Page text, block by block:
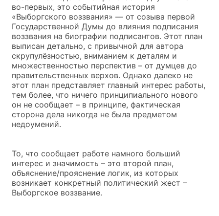
во-первых, это событийная история
«Выборгского воззвания» — от созыва первой
Государственной Думы до влияния подписания
воззвания на биографии подписантов. Этот план
выписан детально, с привычной для автора
скрупулёзностью, вниманием к деталям и
множественностью перспектив – от думцев до
правительственных верхов. Однако далеко не
этот план представляет главный интерес работы,
тем более, что ничего принципиального нового
он не сообщает – в принципе, фактическая
сторона дела никогда не была предметом
недоумений.
То, что сообщает работе намного больший
интерес и значимость – это второй план,
объяснение/прояснение логик, из которых
возникает конкретный политический жест –
Выборгское воззвание.